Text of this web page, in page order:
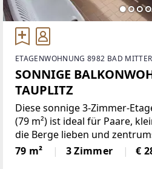
ETAGENWOHNUNG 8982 BAD
SONNIGE
TAUPLITZ
Diese sonnige 3-Zimmer-
(79 m²) ist ideal für Paare,
die Berge lieben und
möchten. In hervorragender
kurze Wege und gleichzeitig
79 m² 3 Zimmer €